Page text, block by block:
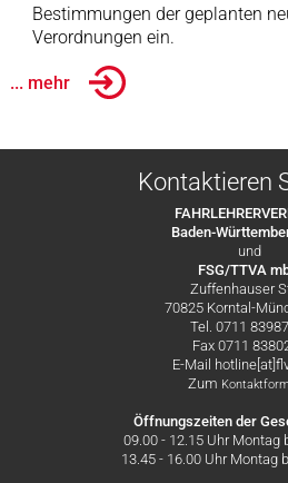
Bestimmungen der geplanten
Verordnungen ein.
... mehr
Kontaktieren
Baden-
und
FSG/TTVA
Zuffenhauser
70825 Korntal-
Tel. 0711
Fax 0711
E-Mail
Zum
Öffnungszeiten der
09.00 - 12.15 Uhr Montag
13.45 - 16.00 Uhr Montag